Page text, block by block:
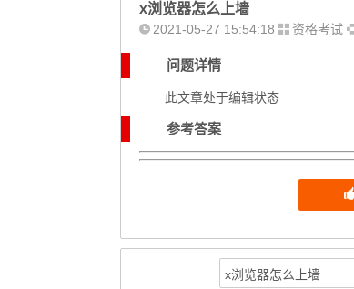
x浏览器怎么上墙
2021-05-27 15:54:18 资格考试
问题详情
此文章处于编辑状态
参考答案